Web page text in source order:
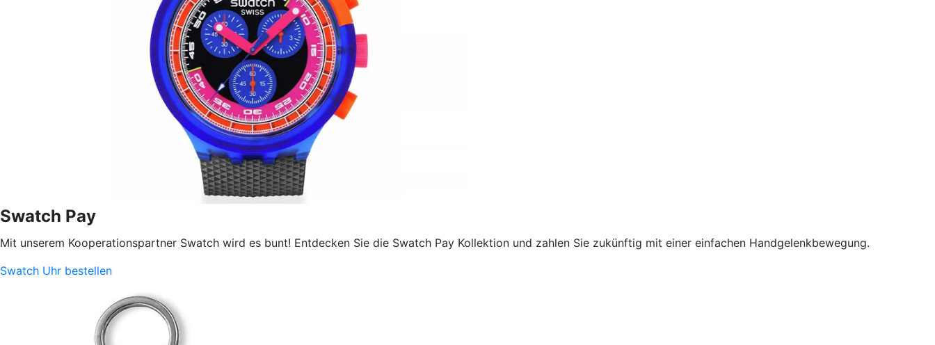
Swatch Pay
Mit unserem Kooperationspartner Swatch wird es bunt! Entdecken Sie die Swatch Pay Kollektion und zahlen Sie zukünftig mit einer einfachen Handgelenkbewegung.
Swatch Uhr bestellen